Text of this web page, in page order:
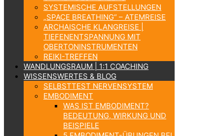
SYSTEMISCHE AUFSTELLUNGEN
„SPACE BREATHING“ – ATEMREISE
ARCHAISCHE KLANGREISE |
TIEFENENTSPANNUNG MIT
OBERTONINSTRUMENTEN
REIKI-TREFFEN
WANDLUNGSRAUM | 1:1 COACHING
WISSENSWERTES & BLOG
SELBSTTEST NERVENSYSTEM
EMBODIMENT
WAS IST EMBODIMENT?
BEDEUTUNG, WIRKUNG UND
BEISPIELE